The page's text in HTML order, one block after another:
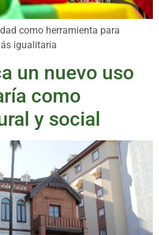
como herramienta para
igualitaria
un nuevo uso
como
y social